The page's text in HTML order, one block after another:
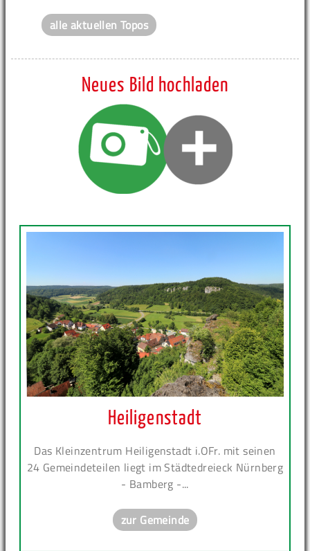
alle aktuellen Topos
Neues Bild hochladen
Heiligenstadt
Das Kleinzentrum Heiligenstadt i.OFr. mit seinen
24 Gemeindeteilen liegt im Städtedreieck Nürnberg
- Bamberg -...
zur Gemeinde